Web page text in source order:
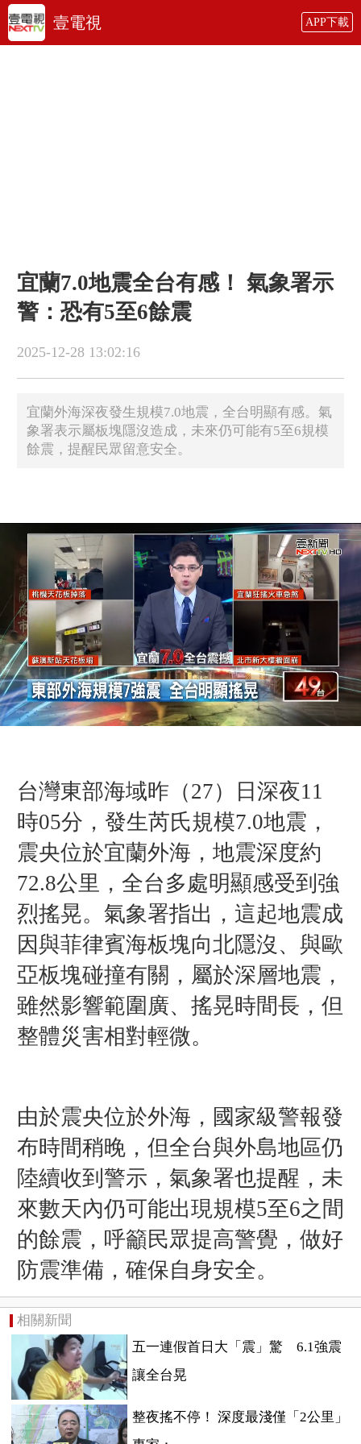
壹電視 APP下載
宜蘭7.0地震全台有感！ 氣象署示
警：恐有5至6餘震
2025-12-28 13:02:16
宜蘭外海深夜發生規模7.0地震，全台明顯有感。氣
象署表示屬板塊隱沒造成，未來仍可能有5至6規模
餘震，提醒民眾留意安全。
台灣東部海域昨（27）日深夜11
時05分，發生芮氏規模7.0地震，
震央位於宜蘭外海，地震深度約
72.8公里，全台多處明顯感受到強
烈搖晃。氣象署指出，這起地震成
因與菲律賓海板塊向北隱沒、與歐
亞板塊碰撞有關，屬於深層地震，
雖然影響範圍廣、搖晃時間長，但
整體災害相對輕微。
由於震央位於外海，國家級警報發
布時間稍晚，但全台與外島地區仍
陸續收到警示，氣象署也提醒，未
來數天內仍可能出現規模5至6之間
的餘震，呼籲民眾提高警覺，做好
防震準備，確保自身安全。
相關新聞
五一連假首日大「震」驚 6.1強震
讓全台晃
整夜搖不停！ 深度最淺僅「2公里」